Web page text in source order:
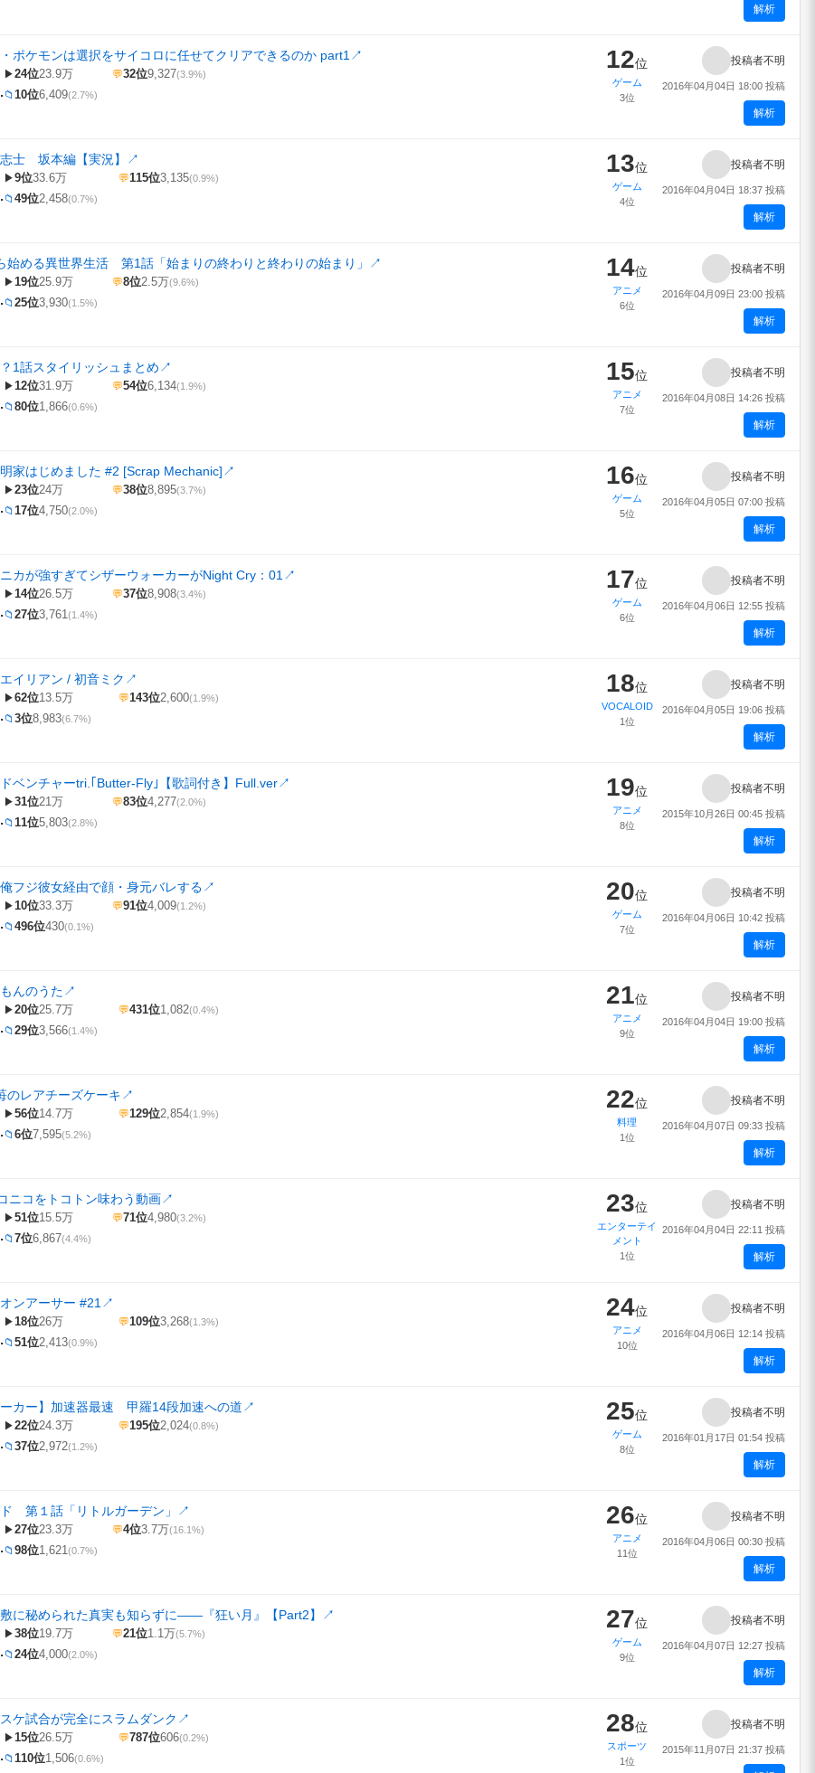
解析
・ポケモンは選択をサイコロに任せてクリアできるのか part1 ↗
▶24位23.9万 💬32位9,327(3.9%)
📁 10位6,409(2.7%)
12位
ゲーム
3位
投稿者不明
2016年04月04日 18:00 投稿
解析
士 坂本編【実況】 ↗
▶9位33.6万 💬115位3,135(0.9%)
📁 49位2,458(0.7%)
13位
ゲーム
4位
投稿者不明
2016年04月04日 18:37 投稿
解析
始める異世界生活 第1話「始まりの終わりと終わりの始まり」 ↗
▶19位25.9万 💬8位2.5万(9.6%)
📁 25位3,930(1.5%)
14位
アニメ
6位
投稿者不明
2016年04月09日 23:00 投稿
解析
1話スタイリッシュまとめ↗
▶12位31.9万 💬54位6,134(1.9%)
📁 80位1,866(0.6%)
15位
アニメ
7位
投稿者不明
2016年04月08日 14:26 投稿
解析
明家はじめました #2 [Scrap Mechanic]↗
▶23位24万 💬38位8,895(3.7%)
📁 17位4,750(2.0%)
16位
ゲーム
5位
投稿者不明
2016年04月05日 07:00 投稿
解析
ニカが強すぎてシザーウォーカーがNight Cry：01 ↗
▶14位26.5万 💬37位8,908(3.4%)
📁 27位3,761(1.4%)
17位
ゲーム
6位
投稿者不明
2016年04月06日 12:55 投稿
解析
イリアン / 初音ミク ↗
▶62位13.5万 💬143位2,600(1.9%)
📁 3位8,983(6.7%)
18位
VOCALOID
1位
投稿者不明
2016年04月05日 19:06 投稿
解析
ベンチャーtri.｢Butter-Fly｣【歌詞付き】Full.ver↗
▶31位21万 💬83位4,277(2.0%)
📁 11位5,803(2.8%)
19位
アニメ
8位
投稿者不明
2015年10月26日 00:45 投稿
解析
俺フジ彼女経由で顔・身元バレする↗
▶10位33.3万 💬91位4,009(1.2%)
📁 496位430(0.1%)
20位
ゲーム
7位
投稿者不明
2016年04月06日 10:42 投稿
解析
んのうた↗
▶20位25.7万 💬431位1,082(0.4%)
📁 29位3,566(1.4%)
21位
アニメ
9位
投稿者不明
2016年04月04日 19:00 投稿
解析
のレアチーズケーキ↗
▶56位14.7万 💬129位2,854(1.9%)
📁 6位7,595(5.2%)
22位
料理
1位
投稿者不明
2016年04月07日 09:33 投稿
解析
ニコをトコトン味わう動画↗
▶51位15.5万 💬71位4,980(3.2%)
📁 7位6,867(4.4%)
23位
エンターテイ
メント
1位
投稿者不明
2016年04月04日 22:11 投稿
解析
ンアーサー #21 ↗
▶18位26万 💬109位3,268(1.3%)
📁 51位2,413(0.9%)
24位
アニメ
10位
投稿者不明
2016年04月06日 12:14 投稿
解析
ーカー】加速器最速 甲羅14段加速への道↗
▶22位24.3万 💬195位2,024(0.8%)
📁 37位2,972(1.2%)
25位
ゲーム
8位
投稿者不明
2016年01月17日 01:54 投稿
解析
第１話「リトルガーデン」 ↗
▶27位23.3万 💬4位3.7万(16.1%)
📁 98位1,621(0.7%)
26位
アニメ
11位
投稿者不明
2016年04月06日 00:30 投稿
解析
敷に秘められた真実も知らずに――『狂い月』【Part2】 ↗
▶38位19.7万 💬21位1.1万(5.7%)
📁 24位4,000(2.0%)
27位
ゲーム
9位
投稿者不明
2016年04月07日 12:27 投稿
解析
ケ試合が完全にスラムダンク ↗
▶15位26.5万 💬787位606(0.2%)
📁 110位1,506(0.6%)
28位
スポーツ
1位
投稿者不明
2015年11月07日 21:37 投稿